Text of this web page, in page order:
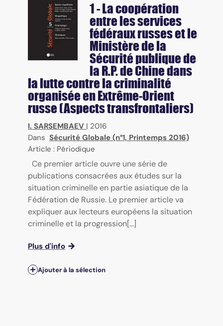
1 - La coopération
entre les services
fédéraux russes et le
Ministère de la
Sécurité publique de
la R.P. de Chine dans
la lutte contre la criminalité
organisée en Extrême-Orient
russe (Aspects transfrontaliers)
I. SARSEMBAEV | 2016
Dans Sécurité Globale (n°1, Printemps 2016)
Article : Périodique
Ce premier article ouvre une série de
publications consacrées aux études sur la
situation criminelle en partie asiatique de la
Fédération de Russie. Le premier article va
expliquer aux lecteurs européens la situation
criminelle et la progression[...]
Plus d'info
Ajouter à la sélection